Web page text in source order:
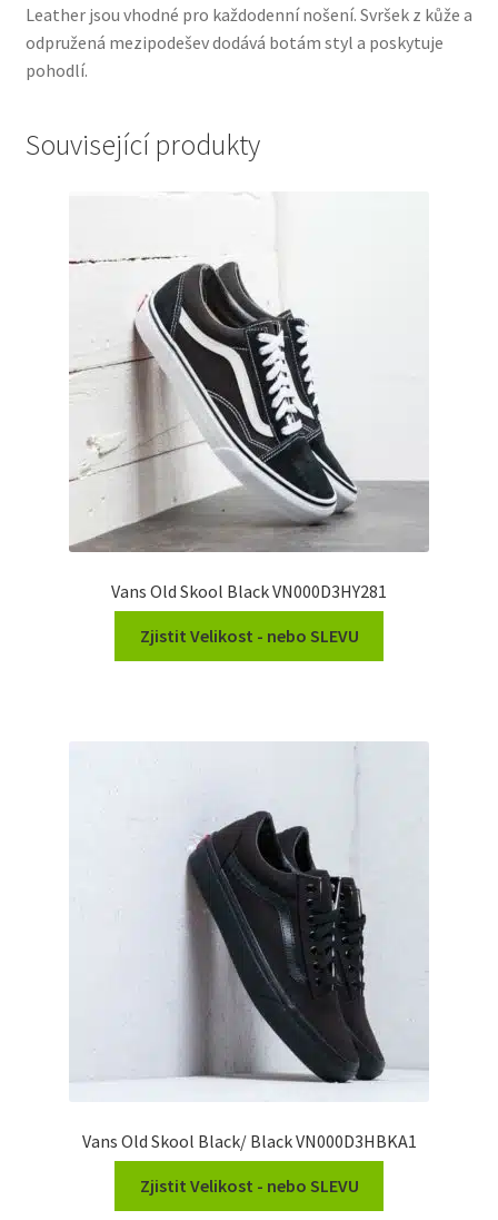
Leather jsou vhodné pro každodenní nošení. Svršek z kůže a
odpružená mezipodešev dodává botám styl a poskytuje
pohodlí.
Související produkty
Vans Old Skool Black VN000D3HY281
Zjistit Velikost - nebo SLEVU
Vans Old Skool Black/ Black VN000D3HBKA1
Zjistit Velikost - nebo SLEVU